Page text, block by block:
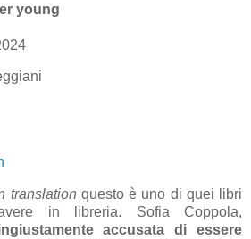
young
translation questo è uno di quei libri
in libreria. Sofia Coppola,
accusata di essere